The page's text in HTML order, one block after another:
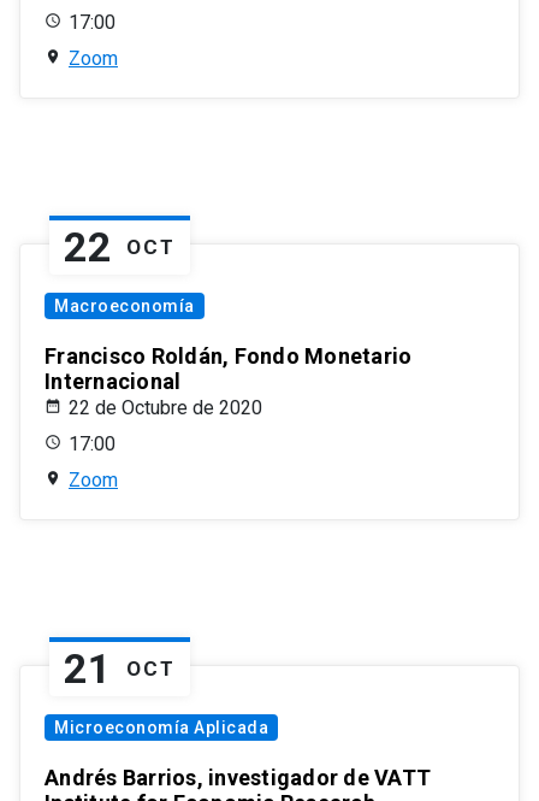
17:00
Zoom
22 OCT
Macroeconomía
Francisco Roldán, Fondo Monetario
Internacional
22 de Octubre de 2020
17:00
Zoom
21 OCT
Microeconomía Aplicada
Andrés Barrios, investigador de VATT